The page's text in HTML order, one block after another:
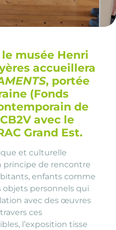
musée Henri
accueillera
, portée
(Fonds
de
avec le
Grand Est.
et culturelle
principe de rencontre
enfants comme
personnels qui
avec des œuvres
ces
l’exposition tisse